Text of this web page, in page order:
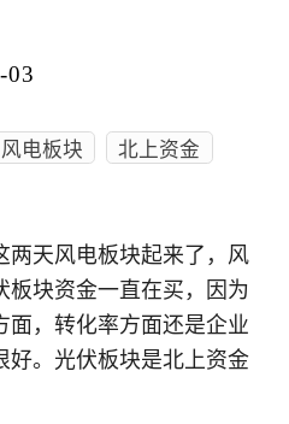
03
风电板块
北上资金
两天风电板块起来了，风
板块资金一直在买，因为
面，转化率方面还是企业
好。光伏板块是北上资金